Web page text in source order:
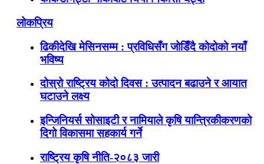
लोकप्रिय
ढिकीदेखि मेसिनसम्म : प्रविधिसँग जोडिँदै कोदोको नयाँ
भविष्य
दोस्रो राष्ट्रिय कोदो दिवस : उत्पादन बढाउने र आयात
घटाउने लक्ष्य
इन्जिनियर्स सोसाइटी र नामियाले कृषि यान्त्रिकीकरणको
दिगो विकासमा सहकार्य गर्ने
राष्ट्रिय कृषि नीति-२०८३ जारी